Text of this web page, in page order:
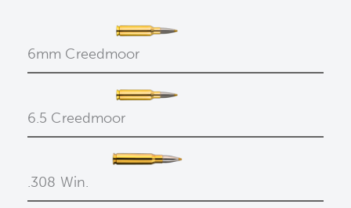
6mm Creedmoor
6.5 Creedmoor
.308 Win.